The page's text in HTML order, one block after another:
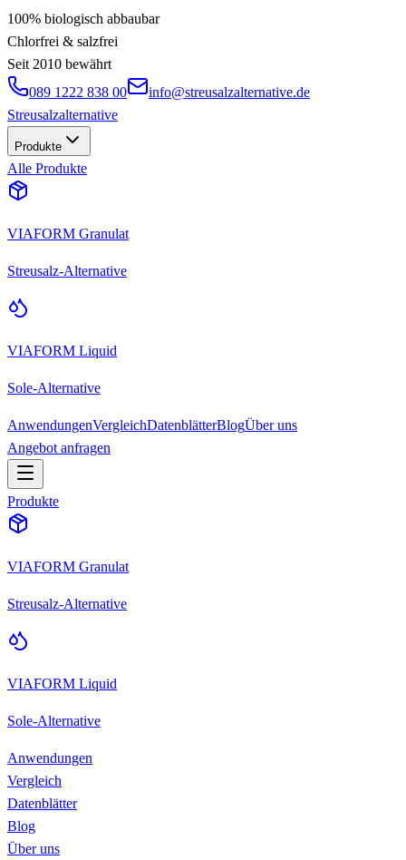
100% biologisch abbaubar
Chlorfrei & salzfrei
Seit 2010 bewährt
089 1222 838 00
info@streusalzalternative.de
Streusalzalternative
Produkte
Alle Produkte
VIAFORM Granulat
Streusalz-Alternative
VIAFORM Liquid
Sole-Alternative
AnwendungenVergleichDatenblätterBlogÜber uns
Angebot anfragen
Produkte
VIAFORM Granulat
Streusalz-Alternative
VIAFORM Liquid
Sole-Alternative
Anwendungen
Vergleich
Datenblätter
Blog
Über uns